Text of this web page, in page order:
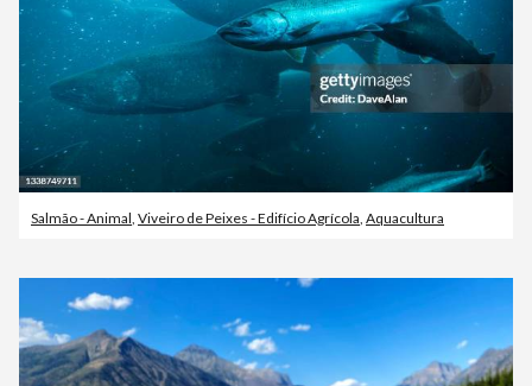
Salmão - Animal Viveiro de Peixes - Edifício Agrícola Aquacultura